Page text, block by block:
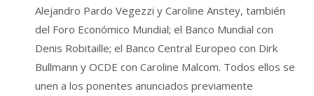
Alejandro Pardo Vegezzi y Caroline Anstey, también
del Foro Económico Mundial; el Banco Mundial con
Denis Robitaille; el Banco Central Europeo con Dirk
Bullmann y OCDE con Caroline Malcom. Todos ellos se
unen a los ponentes anunciados previamente